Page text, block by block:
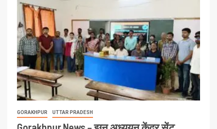
GORAKHPUR UTTAR PRADESH